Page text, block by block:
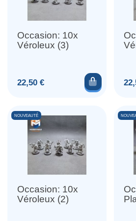
Occasion: 10x
Véroleux (3)
Prix
22,50 € Ajouter au
Occasion: 10x
Véroleux (2)
NOUVEAUTÉ